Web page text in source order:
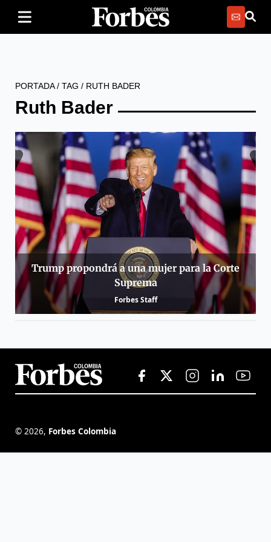
PORTADA/ TAG / RUTH BADER
Ruth Bader
Trump propondrá a una mujer para la Corte
Suprema
Forbes Staff
© 2026, Forbes Colombia